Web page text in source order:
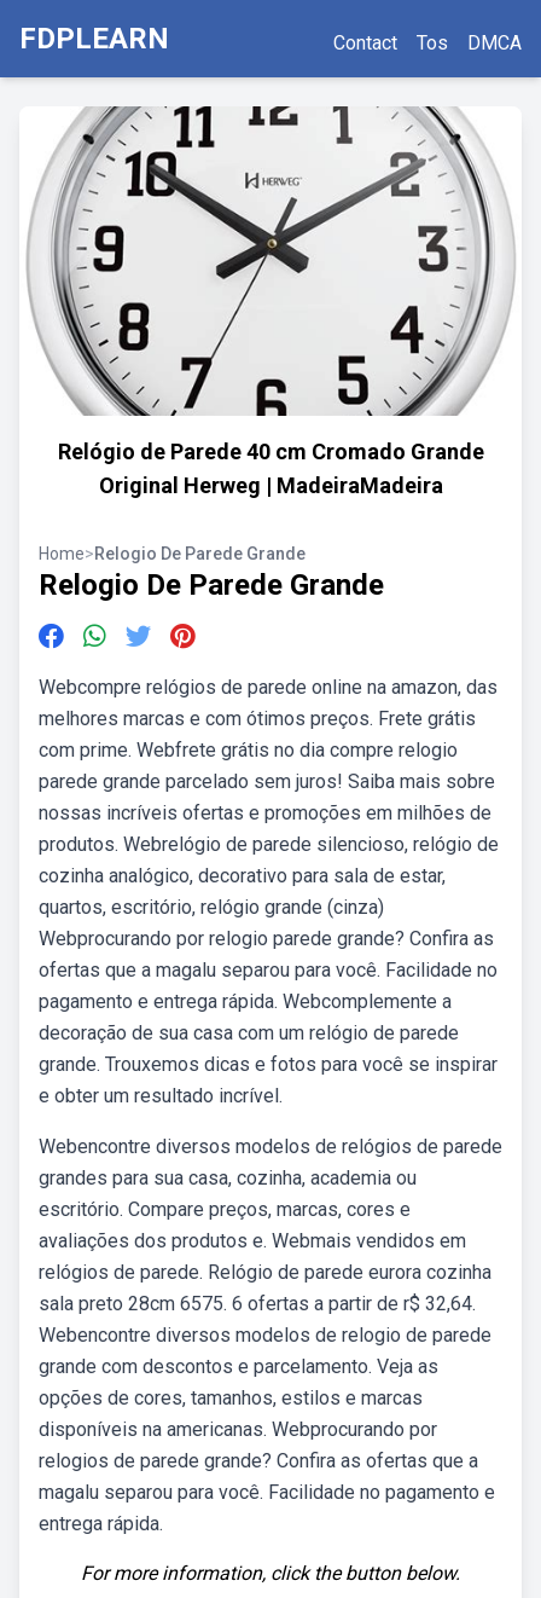
FDPLEARN Contact Tos DMCA
Relógio de Parede 40 cm Cromado Grande
Original Herweg | MadeiraMadeira
Home>Relogio De Parede Grande
Relogio De Parede Grande
Webcompre relógios de parede online na amazon, das
melhores marcas e com ótimos preços. Frete grátis
com prime. Webfrete grátis no dia compre relogio
parede grande parcelado sem juros! Saiba mais sobre
nossas incríveis ofertas e promoções em milhões de
produtos. Webrelógio de parede silencioso, relógio de
cozinha analógico, decorativo para sala de estar,
quartos, escritório, relógio grande (cinza)
Webprocurando por relogio parede grande? Confira as
ofertas que a magalu separou para você. Facilidade no
pagamento e entrega rápida. Webcomplemente a
decoração de sua casa com um relógio de parede
grande. Trouxemos dicas e fotos para você se inspirar
e obter um resultado incrível.
Webencontre diversos modelos de relógios de parede
grandes para sua casa, cozinha, academia ou
escritório. Compare preços, marcas, cores e
avaliações dos produtos e. Webmais vendidos em
relógios de parede. Relógio de parede eurora cozinha
sala preto 28cm 6575. 6 ofertas a partir de r$ 32,64.
Webencontre diversos modelos de relogio de parede
grande com descontos e parcelamento. Veja as
opções de cores, tamanhos, estilos e marcas
disponíveis na americanas. Webprocurando por
relogios de parede grande? Confira as ofertas que a
magalu separou para você. Facilidade no pagamento e
entrega rápida.
For more information, click the button below.